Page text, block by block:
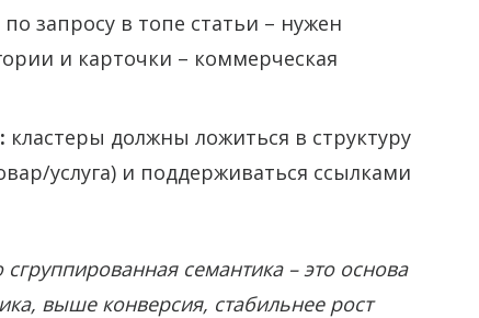
по запросу в топе статьи – нужен
и карточки – коммерческая
кластеры должны ложиться в структуру
услуга) и поддерживаться ссылками
семантика – это основа
выше конверсия, стабильнее рост